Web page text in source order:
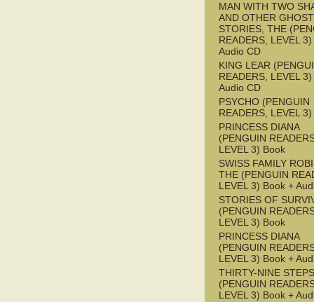
MAN WITH TWO
AND OTHER GHOST
STORIES, THE
READERS, LEVEL
Audio CD
KING LEAR
READERS, LEVEL
Audio CD
PSYCHO (PENGUIN
READERS, LEVEL
PRINCESS DIANA
(PENGUIN
LEVEL 3) Book
SWISS FAMILY
THE (PENGUIN
LEVEL 3) Book +
STORIES OF
(PENGUIN
LEVEL 3) Book
PRINCESS DIANA
(PENGUIN
LEVEL 3) Book +
THIRTY-NINE
(PENGUIN
LEVEL 3) Book +